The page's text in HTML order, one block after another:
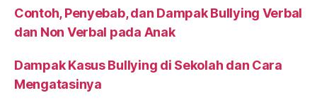
Contoh, Penyebab, dan Dampak Bullying Verbal
dan Non Verbal pada Anak
Dampak Kasus Bullying di Sekolah dan Cara
Mengatasinya